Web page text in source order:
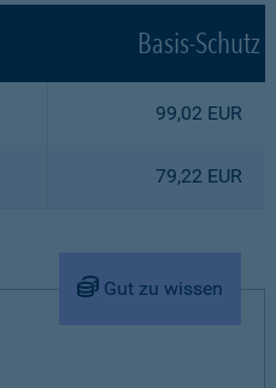
Basis-Schutz
99,02 EUR
79,22 EUR
Gut zu wissen